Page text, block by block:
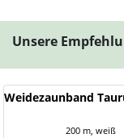
Unsere
Weidezaunband
200 m, weiß